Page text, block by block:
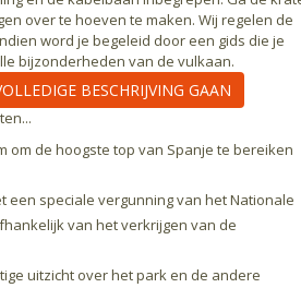
over te hoeven te maken. Wij regelen de
word je begeleid door een gids die je
bijzonderheden van de vulkaan.
BESCHRIJVING GAAN
om de hoogste top van Spanje te bereiken
een speciale vergunning van het Nationale
van het verkrijgen van de
uitzicht over het park en de andere